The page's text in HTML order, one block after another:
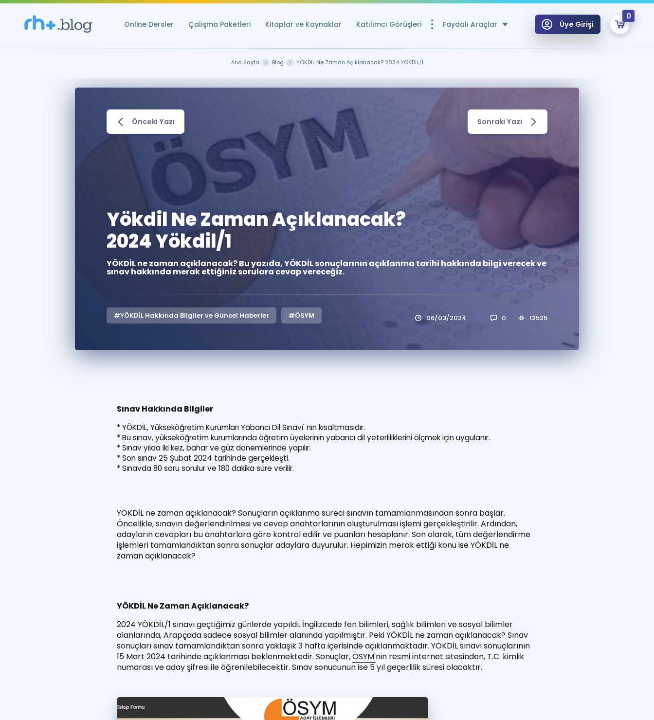
Online Dersler Çalışma Paketleri Kitaplar ve Kaynaklar Katılımcı Görüşleri Faydalı Araçlar
Ücretsiz Kaynaklar
İngilizce Sınavları için Özel Sözlük
Puan Hesaplama
YDS ve YÖKDİL'e Hazırlananlar için Öneriler
ÖSYM Sınav Takvimi
Tüm ÖSYM Sınavları Tek Takvimde
Eğitim ve Kitaplara Özel Fırsatlar
Blog
YDS - YÖKDİL Tüm Sınavlarla İlgili Haberler
İngilizce Gramer
Üye Girişi
0
Şifremi Hatırlamıyorum
Sepetin Şu An Boş.
Ana Sayfa Blog YÖKDİL Ne Zaman Açıklanacak? 2024 YÖKDİL/1
Önceki Yazı Sonraki Yazı
Yökdil Ne Zaman Açıklanacak?
2024 Yökdil/1
YÖKDİL ne zaman açıklanacak? Bu yazıda, YÖKDİL sonuçlarının açıklanma tarihi hakkında bilgi verecek ve
sınav hakkında merak ettiğiniz sorulara cevap vereceğiz.
#YÖKDİL Hakkında Bilgiler ve Güncel Haberler #ÖSYM 06/03/2024 0 12525
Sınav Hakkında Bilgiler
* YÖKDİL, Yükseköğretim Kurumları Yabancı Dil Sınavı' nın kısaltmasıdır.
* Bu sınav, yükseköğretim kurumlarında öğretim üyelerinin yabancı dil yeterliliklerini ölçmek için uygulanır.
* Sınav yılda iki kez, bahar ve güz dönemlerinde yapılır.
* Son sınav 25 Şubat 2024 tarihinde gerçekleşti.
* Sınavda 80 soru sorulur ve 180 dakika süre verilir.
YÖKDİL ne zaman açıklanacak? Sonuçların açıklanma süreci sınavın tamamlanmasından sonra başlar.
Öncelikle, sınavın değerlendirilmesi ve cevap anahtarlarının oluşturulması işlemi gerçekleştirilir. Ardından,
adayların cevapları bu anahtarlara göre kontrol edilir ve puanları hesaplanır. Son olarak, tüm değerlendirme
işlemleri tamamlandıktan sonra sonuçlar adaylara duyurulur. Hepimizin merak ettiği konu ise YÖKDİL ne
zaman açıklanacak?
YÖKDİL Ne Zaman Açıklanacak?
2024 YÖKDİL/1 sınavı geçtiğimiz günlerde yapıldı. İngilizcede fen bilimleri, sağlık bilimleri ve sosyal bilimler
alanlarında, Arapçada sadece sosyal bilimler alanında yapılmıştır. Peki YÖKDİL ne zaman açıklanacak? Sınav
sonuçları sınav tamamlandıktan sonra yaklaşık 3 hafta içerisinde açıklanmaktadır.YÖKDİL sınavı sonuçlarının
15 Mart 2024 tarihinde açıklanması beklenmektedir. Sonuçlar,ÖSYM'nin resmi internet sitesinden, T.C. kimlik
numarası ve aday şifresi ile öğrenilebilecektir. Sınav sonucunun ise 5 yıl geçerlilik süresi olacaktır.